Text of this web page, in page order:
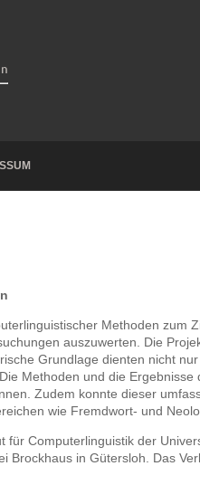
Methoden zum
auszuwerten. Die
Grundlage dienten nicht
Methoden und die
Zudem konnte dieser
wie Fremdwort- und
Computerlinguistik der
Brockhaus in Gütersloh. Das